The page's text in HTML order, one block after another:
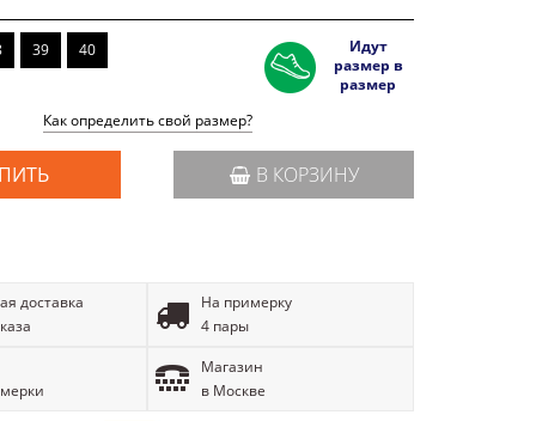
39 40
Идут
размер в
размер
Как определить свой размер?
В КОРЗИНУ
доставка
На примерку
4 пары
Магазин
в Москве